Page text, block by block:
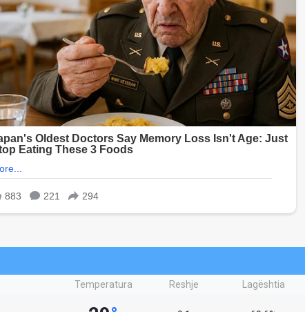
Temperatura Reshje Lagështia